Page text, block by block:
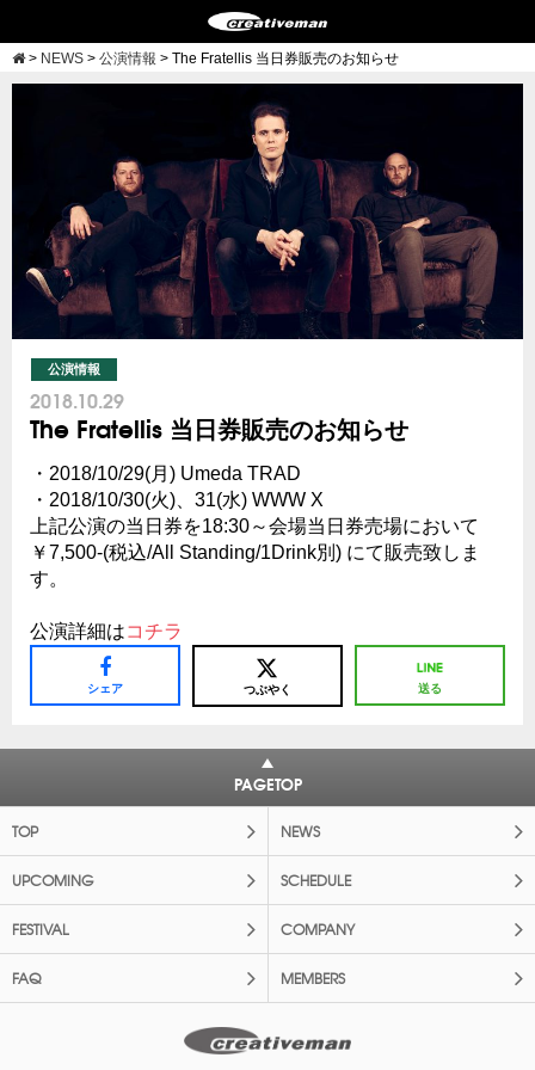
> NEWS > 公演情報 > The Fratellis 当日券販売のお知らせ
公演情報
2018.10.29
The Fratellis 当日券販売のお知らせ
・2018/10/29(月) Umeda TRAD
・2018/10/30(火)、31(水) WWW X
上記公演の当日券を18:30～会場当日券売場において
￥7,500-(税込/All Standing/1Drink別) にて販売致しま
す。
公演詳細はコチラ
シェア つぶやく 送る
PAGETOP
TOP NEWS
UPCOMING SCHEDULE
FESTIVAL COMPANY
FAQ MEMBERS